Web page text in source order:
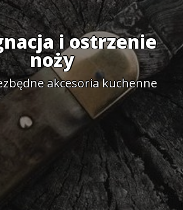
i ostrzenie
noży
akcesoria kuchenne